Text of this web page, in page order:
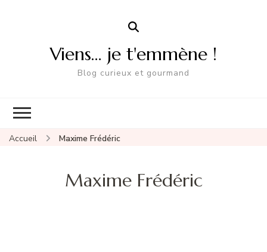
Viens… je t'emmène !
Blog curieux et gourmand
Accueil Maxime Frédéric
Maxime Frédéric